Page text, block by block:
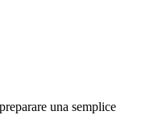
una semplice